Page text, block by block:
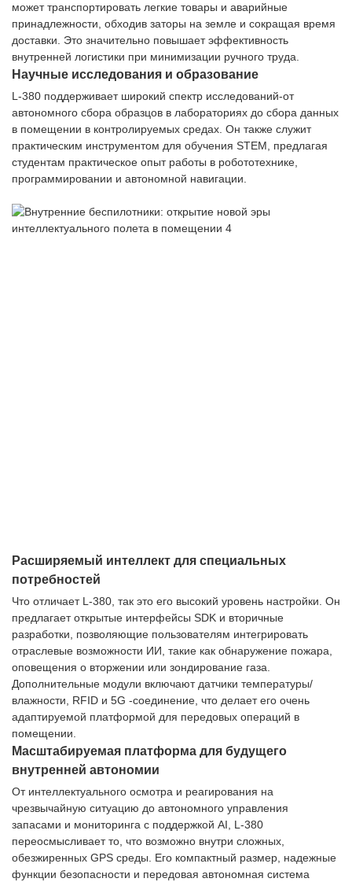
может транспортировать легкие товары и аварийные
принадлежности, обходив заторы на земле и сокращая время
доставки. Это значительно повышает эффективность
внутренней логистики при минимизации ручного труда.
Научные исследования и образование
L-380 поддерживает широкий спектр исследований-от
автономного сбора образцов в лабораториях до сбора данных
в помещении в контролируемых средах. Он также служит
практическим инструментом для обучения STEM, предлагая
студентам практическое опыт работы в робототехнике,
программировании и автономной навигации.
Расширяемый интеллект для специальных
потребностей
Что отличает L-380, так это его высокий уровень настройки. Он
предлагает открытые интерфейсы SDK и вторичные
разработки, позволяющие пользователям интегрировать
отраслевые возможности ИИ, такие как обнаружение пожара,
оповещения о вторжении или зондирование газа.
Дополнительные модули включают датчики температуры/
влажности, RFID и 5G -соединение, что делает его очень
адаптируемой платформой для передовых операций в
помещении.
Масштабируемая платформа для будущего
внутренней автономии
От интеллектуального осмотра и реагирования на
чрезвычайную ситуацию до автономного управления
запасами и мониторинга с поддержкой AI, L-380
переосмысливает то, что возможно внутри сложных,
обезжиренных GPS среды. Его компактный размер, надежные
функции безопасности и передовая автономная система